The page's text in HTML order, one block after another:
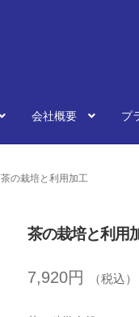
会社概要 プ
茶の栽培と利用加工
茶の栽培と利用
7,920円 （税込）